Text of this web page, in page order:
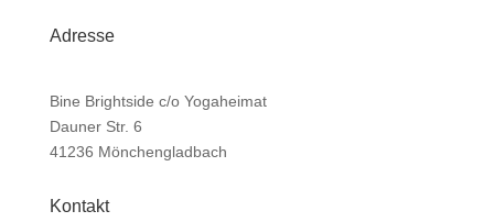
Adresse
Bine Brightside c/o Yogaheimat
Dauner Str. 6
41236 Mönchengladbach
Kontakt